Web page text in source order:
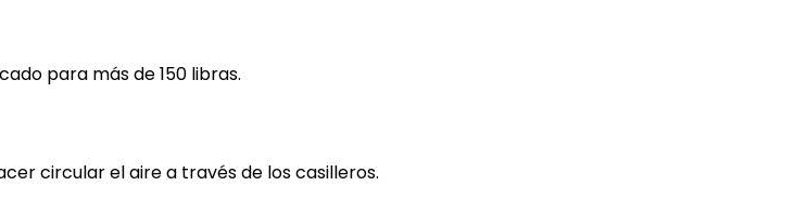
para más de 150 libras.
circular el aire a través de los casilleros.